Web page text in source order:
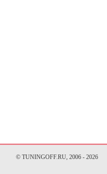
© TUNINGOFF.RU, 2006 - 2026